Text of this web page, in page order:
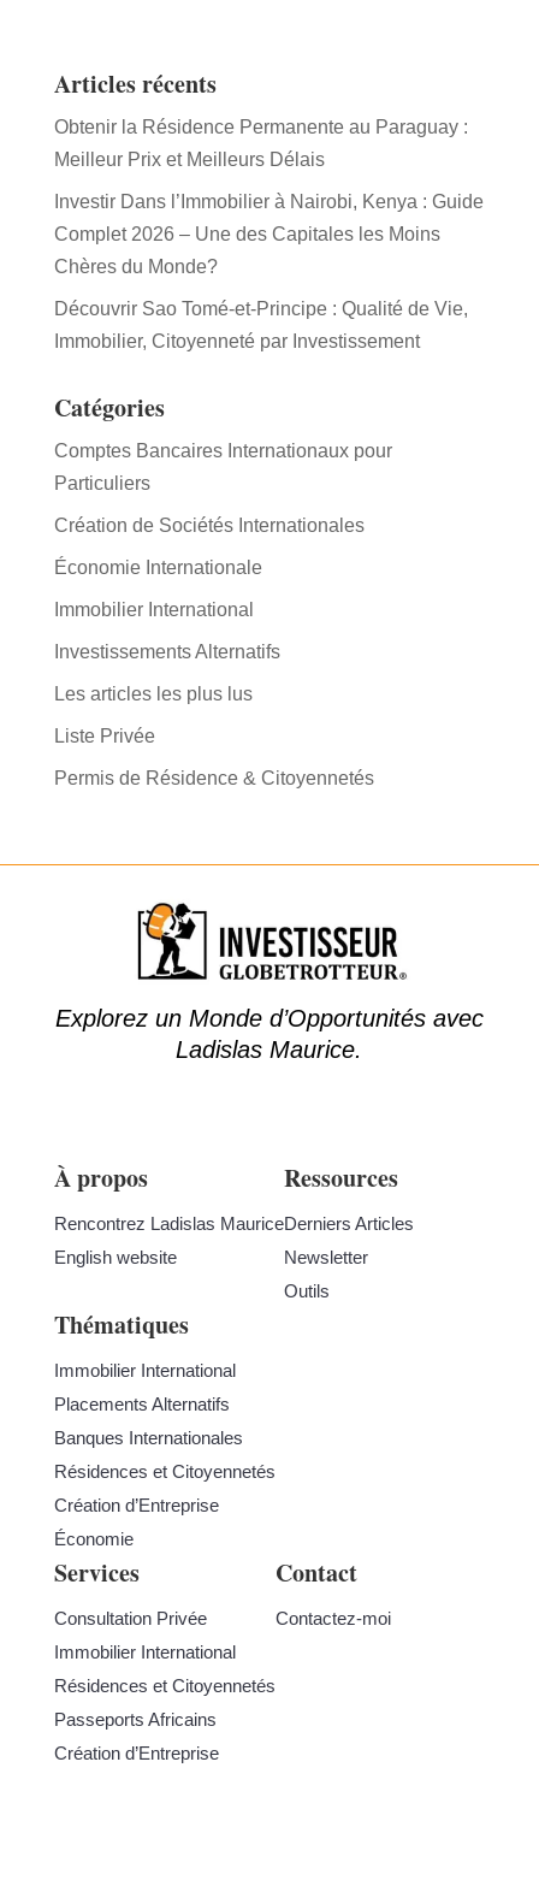
Articles récents
Obtenir la Résidence Permanente au Paraguay :
Meilleur Prix et Meilleurs Délais
Investir Dans l’Immobilier à Nairobi, Kenya : Guide
Complet 2026 – Une des Capitales les Moins
Chères du Monde?
Découvrir Sao Tomé-et-Principe : Qualité de Vie,
Immobilier, Citoyenneté par Investissement
Catégories
Comptes Bancaires Internationaux pour
Particuliers
Création de Sociétés Internationales
Économie Internationale
Immobilier International
Investissements Alternatifs
Les articles les plus lus
Liste Privée
Permis de Résidence & Citoyennetés
Explorez un Monde d’Opportunités avec
Ladislas Maurice.
À propos
Rencontrez Ladislas Maurice
English website
Ressources
Derniers Articles
Newsletter
Outils
Thématiques
Immobilier International
Placements Alternatifs
Banques Internationales
Résidences et Citoyennetés
Création d’Entreprise
Économie
Services
Consultation Privée
Immobilier International
Résidences et Citoyennetés
Passeports Africains
Création d’Entreprise
Contact
Contactez-moi